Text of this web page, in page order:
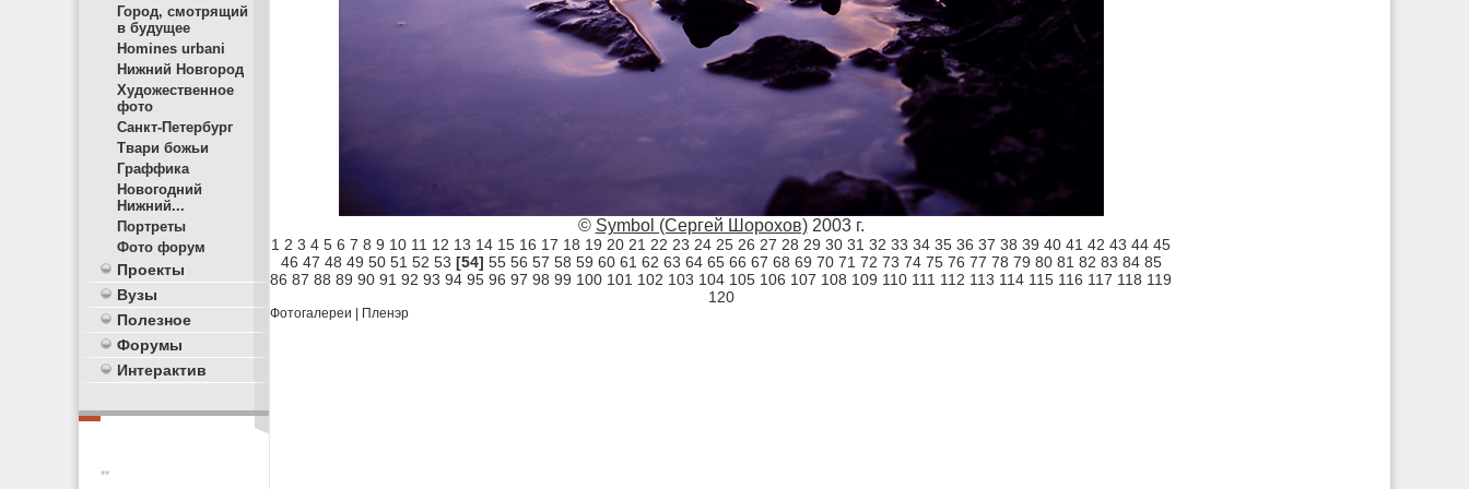
Город, смотрящий
в будущее
Homines urbani
Нижний Новгород
Художественное
фото
Санкт-Петербург
Твари божьи
Граффика
Новогодний
Нижний...
Портреты
Фото форум
Проекты
Вузы
Полезное
Форумы
Интерактив
**
© Symbol (Сергей Шорохов)2003 г.
1 2 3 4 5 6 7 8 9 10 11 12 13 14 15 16 17 18 19 20 21 22 23 24 25 26 27 28 29 30 31 32 33 34 35 36 37 38 39 40 41 42 43 44 45
46 47 48 49 50 51 52 53 [54] 55 56 57 58 59 60 61 62 63 64 65 66 67 68 69 70 71 72 73 74 75 76 77 78 79 80 81 82 83 84 85
86 87 88 89 90 91 92 93 94 95 96 97 98 99 100 101 102 103 104 105 106 107 108 109 110 111 112 113 114 115 116 117 118 119
120
Фотогалереи Пленэр